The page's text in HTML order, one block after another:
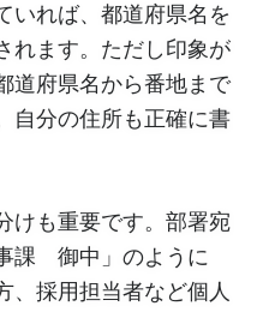
いれば、都道府県名を
れます。ただし印象が
道府県名から番地まで
自分の住所も正確に書
けも重要です。部署宛
課 御中」のように
、採用担当者など個人